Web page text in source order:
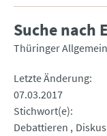
Suche nach
Thüringer
Letzte Änderung
07.03.2017
Stichwort(e)
Debattieren